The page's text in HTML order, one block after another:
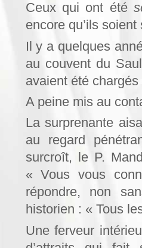
Ceux qui ont été
encore qu’ils
Il y a quelques
au couvent du
avaient été
A peine mis au
La surprenante
au regard
surcroît, le P.
« Vous vous
répondre, non
historien : « Tous
Une ferveur